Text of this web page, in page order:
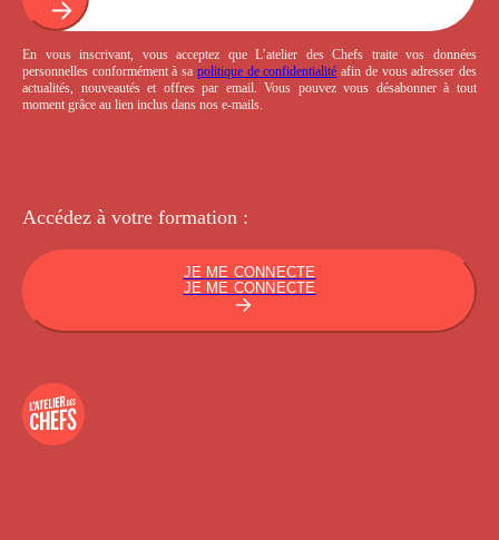
En vous inscrivant, vous acceptez que L’atelier des Chefs traite vos données
personnelles conformément à sa politique de confidentialité afin de vous adresser des
actualités, nouveautés et offres par email. Vous pouvez vous désabonner à tout
moment grâce au lien inclus dans nos e-mails.
Accédez à votre formation :
JE ME CONNECTE
JE ME CONNECTE